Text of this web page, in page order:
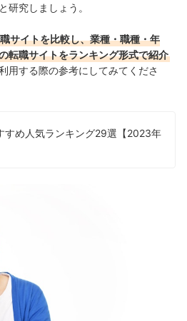
研究しましょう。
サイトを比較し、業種・職種・年
転職サイトをランキング形式で紹介
用する際の参考にしてみてくださ
すめ人気ランキング29選【2023年